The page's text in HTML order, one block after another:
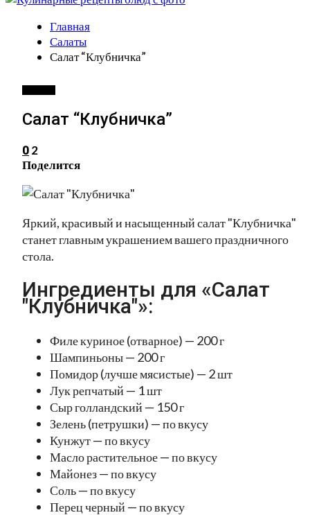
Главная
Салаты
Салат “Клубничка”
Салат “Клубничка”
0 2
Поделится
Яркий, красивый и насыщенный салат "Клубничка"
станет главным украшением вашего праздничного
стола.
Ингредиенты для «Салат
"Клубничка"»:
Филе куриное (отварное) — 200 г
Шампиньоны — 200 г
Помидор (лучше мясистые) — 2 шт
Лук репчатый — 1 шт
Сыр голландский — 150 г
Зелень (петрушки) — по вкусу
Кунжут — по вкусу
Масло растительное — по вкусу
Майонез — по вкусу
Соль — по вкусу
Перец черный — по вкусу